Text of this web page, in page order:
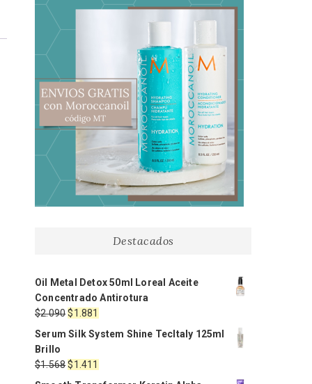
Destacados
Oil Metal Detox 50ml Loreal Aceite
Concentrado Antirotura
$2.090El
precio
original
era:
$2.090.
$1.881
es:
$1.881.
Serum Silk System Shine TecItaly 125ml
Brillo
$1.568El
precio
$1.411
precio